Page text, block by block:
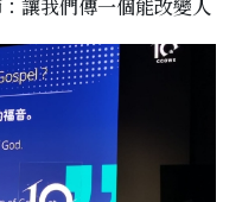
讓我們傳一個能改變人